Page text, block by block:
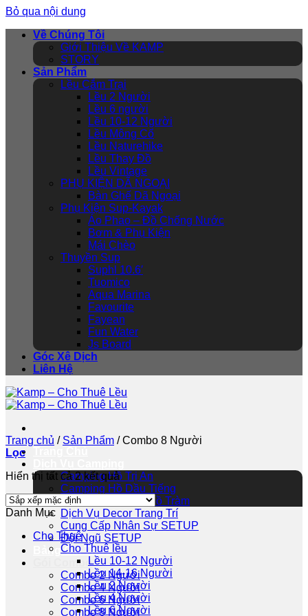
Bỏ qua nội dung
Về Chúng Tôi
Giới Thiệu Về KAMP
STORY
Sản Phẩm
Lều Cắm Trại
Lều 2 Người
Lều 6 người
Lều 10-12 Người
Lều Mông Cổ
Lều Naturehike
Lều Thay Đồ
Lều Vintage
PHỤ KIỆN DÃ NGOẠI
Bàn Ghế Dã Ngoại
Phụ Kiện Sup-Kayak
Áo Phao – Đồ Chống Nước
Bơm & Phụ Kiện
Mái Chèo
Thuyền Sup
Suphl 10.6′
Tuomico
Aqua Marina
Favourite
Fayean
Fun Water
Js Board
Góc Xê Dịch
Liên Hệ
Camping Hồ Trị An
Camping Hồ Dầu Tiếng
Camping Hồ Cốc Hồ Tràm
Dịch Vụ Decor Trang Trí
Cung Cấp Nhân Sự SETUP
Đội Ngũ SETUP
Bảng Giá Thuê
Gói Combo
Combo 2 Người
Combo 4 Người
Combo 6 Người
Combo 8 Người
Trang chủ / Sản Phẩm /Combo 8 Người
Lọc
Hiển thị tất cả 2 kết quả
Danh Mục
Cho Thuê
Cho Thuê lều
Lều 10-12 Người
Lều 14-16 Người
Lều 2 Người
Lều 4 Người
Lều 6 Người